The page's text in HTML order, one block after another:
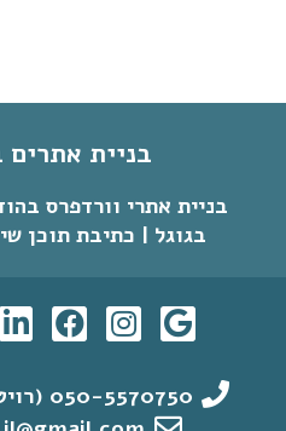
בניית אתרים
בניית אתרי וורדפרס
בגוגל | כתיבת תוכן
050-5570750 (רויטל)